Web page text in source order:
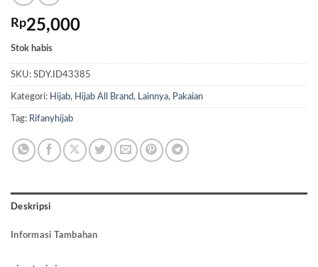
Rp25,000
Stok habis
SKU: SDY.ID43385
Kategori: Hijab, Hijab All Brand, Lainnya, Pakaian
Tag: Rifanyhijab
Deskripsi
Informasi Tambahan